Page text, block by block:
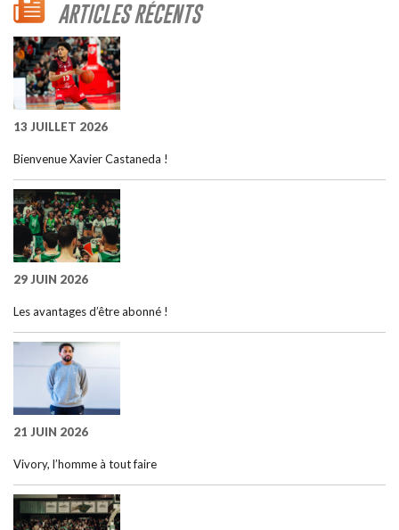
ARTICLES RÉCENTS
13 JUILLET 2026
Bienvenue Xavier Castaneda !
29 JUIN 2026
Les avantages d’être abonné !
21 JUIN 2026
Vivory, l’homme à tout faire